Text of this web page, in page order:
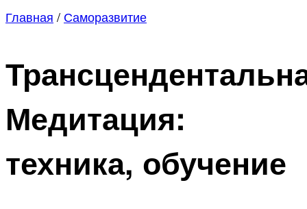
Главная / Саморазвитие
Медитация:
техника, обучение